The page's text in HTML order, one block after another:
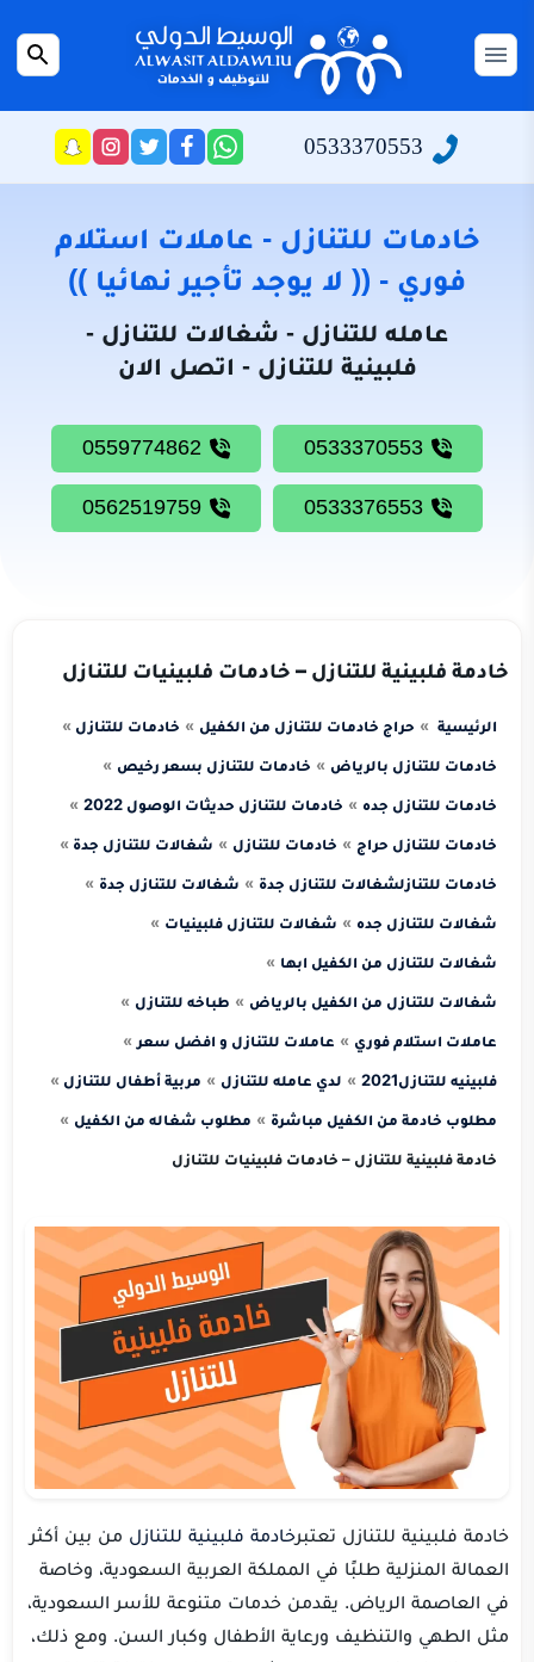
المحتوىالقائمة
الرئيسية
سياسة
من
نحن
خادمات
للتنازل
شغالات
للتنازل
بحث
0533370553
راسلنا
عبر
تابعنا
على
فيسبوك
تابعنا
على
تويتر
تابعنا
على
انستجرام
خادمات للتنازل - عاملات استلام
فوري - (( لا يوجد تأجير نهائيا ))
عامله للتنازل - شغالات للتنازل -
فلبينية للتنازل - اتصل الان
خادمة فلبينية للتنازل – خادمات فلبينيات للتنازل
الرئيسية حراج خادمات للتنازل من الكفيل خادمات للتنازل
خادمات للتنازل بالرياض خادمات للتنازل بسعر رخيص
خادمات للتنازل جده خادمات للتنازل حديثات الوصول 2022
خادمات للتنازل حراج خادمات للتنازل شغالات للتنازل جدة
خادمات للتنازلشغالات للتنازل جدة شغالات للتنازل جدة
شغالات للتنازل جده شغالات للتنازل فلبينيات
شغالات للتنازل من الكفيل ابها
شغالات للتنازل من الكفيل بالرياض طباخه للتنازل
عاملات استلام فوري عاملات للتنازل و افضل سعر
فلبينيه للتنازل2021 لدي عامله للتنازل مربية أطفال للتنازل
مطلوب خادمة من الكفيل مباشرة مطلوب شغاله من الكفيل
خادمة فلبينية للتنازل – خادمات فلبينيات للتنازل
خادمة فلبينية للتنازل تعتبرخادمة فلبينية للتنازل من بين أكثر
العمالة المنزلية طلبًا في المملكة العربية السعودية، وخاصة
في العاصمة الرياض. يقدمن خدمات متنوعة للأسر السعودية،
مثل الطهي والتنظيف ورعاية الأطفال وكبار السن. ومع ذلك،